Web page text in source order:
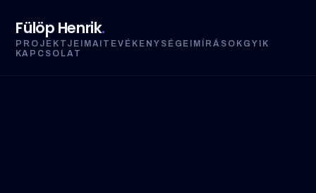
Fülöp Henrik.
PROJEKTJEIM AI TEVÉKENYSÉGEIM ÍRÁSOK GYIK
KAPCSOLAT